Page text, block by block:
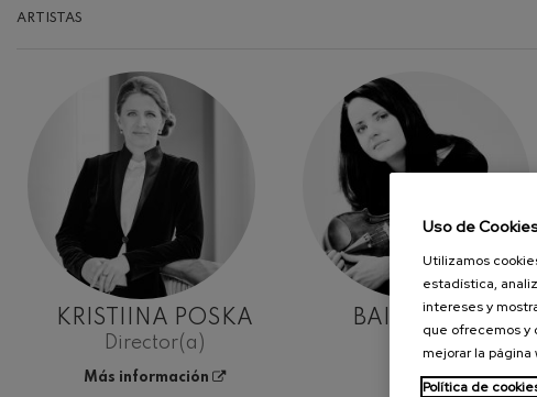
ARTISTAS
KRISTIINA POSKA
Director(a)
Más información
BAIBA SKRIDE
Violín
Uso de
Utilizamos
estadística,
intereses y
que ofrecemos y
mejorar la página
Política de